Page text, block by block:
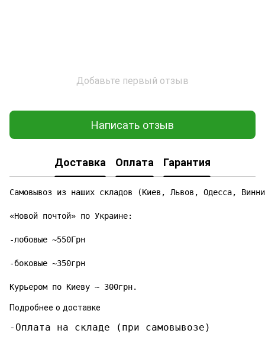
Добавьте первый отзыв
Написать отзыв
Доставка Оплата Гарантия
Самовывоз из наших складов (Киев, Львов, Одесса,
«Новой почтой» по Украине:
-лобовые ~550Грн
-боковые ~350грн
Курьером по Киеву ~ 300грн.
Подробнее о доставке
-Оплата на складе (при самовывозе)